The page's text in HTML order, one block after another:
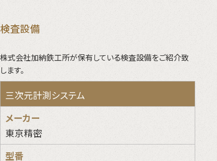
検査設備
株式会社加納鉄工所が保有している検査設備をご紹介致
します。
三次元計測システム
東京精密